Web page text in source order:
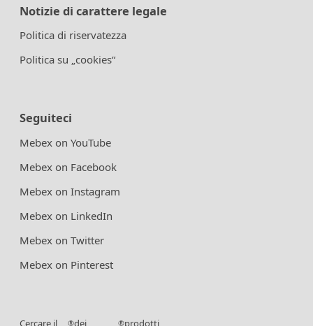
Notizie di carattere legale
Politica di riservatezza
Politica su „cookies“
Seguiteci
Mebex on YouTube
Mebex on Facebook
Mebex on Instagram
Mebex on LinkedIn
Mebex on Twitter
Mebex on Pinterest
Cercare il ®dei ®prodotti